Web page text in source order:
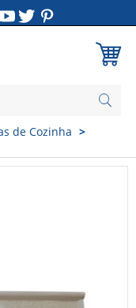
de Cozinha